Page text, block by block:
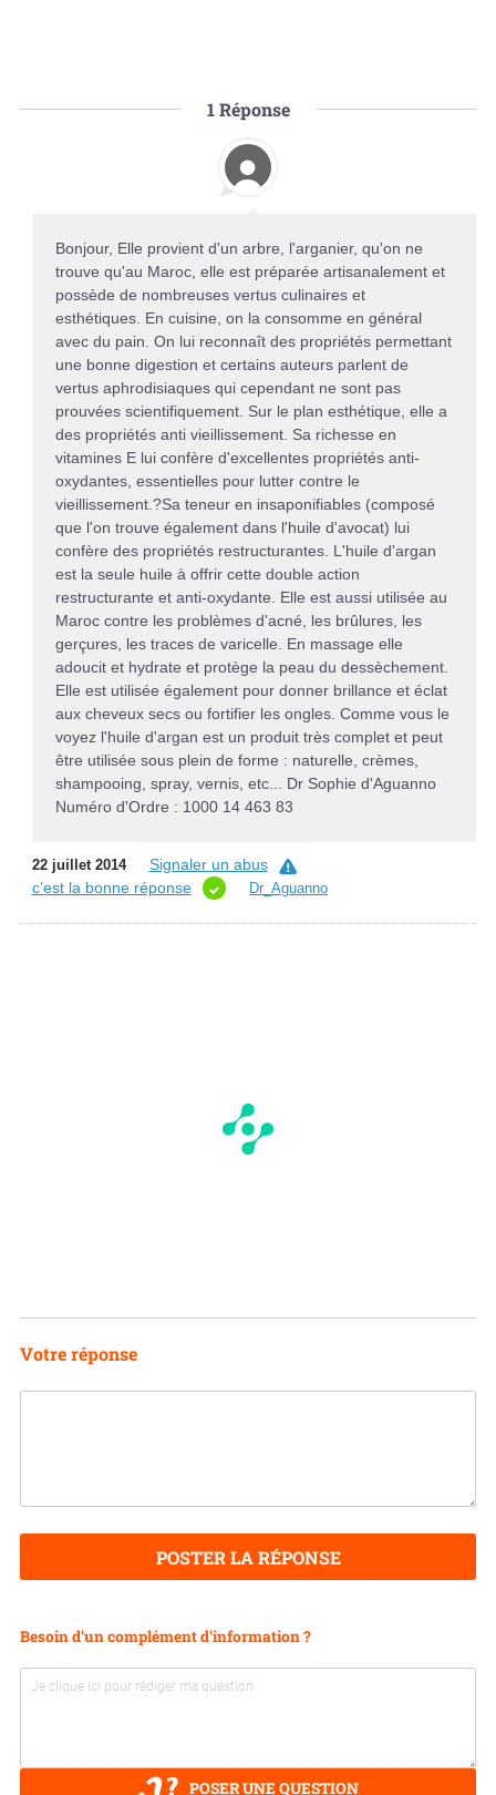
1Réponse
Bonjour, Elle provient d'un arbre, l'arganier, qu'on ne
trouve qu'au Maroc, elle est préparée artisanalement et
possède de nombreuses vertus culinaires et
esthétiques. En cuisine, on la consomme en général
avec du pain. On lui reconnaît des propriétés permettant
une bonne digestion et certains auteurs parlent de
vertus aphrodisiaques qui cependant ne sont pas
prouvées scientifiquement. Sur le plan esthétique, elle a
des propriétés anti vieillissement. Sa richesse en
vitamines E lui confère d'excellentes propriétés anti-
oxydantes, essentielles pour lutter contre le
vieillissement.?Sa teneur en insaponifiables (composé
que l'on trouve également dans l'huile d'avocat) lui
confère des propriétés restructurantes. L'huile d'argan
est la seule huile à offrir cette double action
restructurante et anti-oxydante. Elle est aussi utilisée au
Maroc contre les problèmes d'acné, les brûlures, les
gerçures, les traces de varicelle. En massage elle
adoucit et hydrate et protège la peau du dessèchement.
Elle est utilisée également pour donner brillance et éclat
aux cheveux secs ou fortifier les ongles. Comme vous le
voyez l'huile d'argan est un produit très complet et peut
être utilisée sous plein de forme : naturelle, crèmes,
shampooing, spray, vernis, etc... Dr Sophie d'Aguanno
Numéro d'Ordre : 1000 14 463 83
22 juillet 2014
Signaler un abus
c’est la bonne réponse
Dr_Aguanno
Votre réponse
POSTER LA RÉPONSE
Besoin d'un complément d'information ?
POSER UNE QUESTION